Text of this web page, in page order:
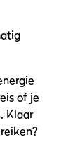
of je
Klaar